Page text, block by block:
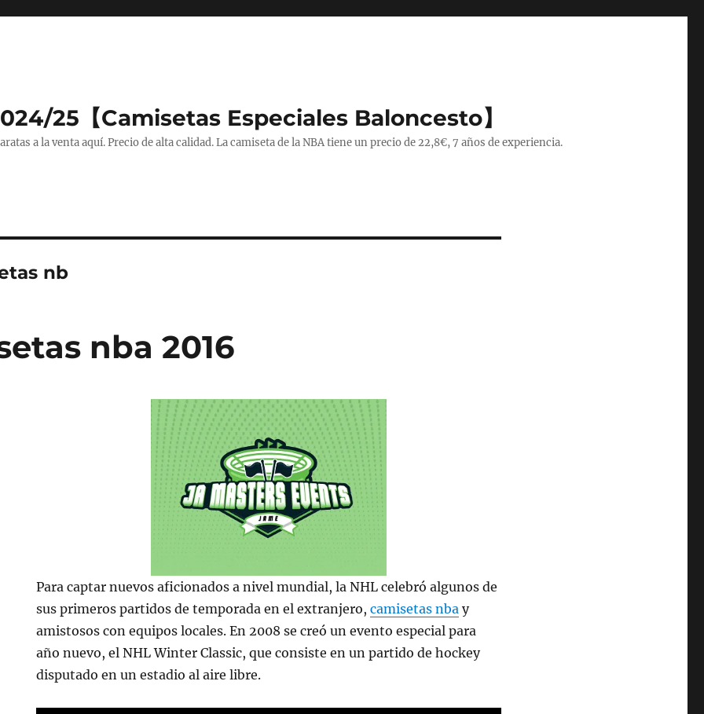
25【Camisetas Especiales Baloncesto】
a la venta aquí. Precio de alta calidad. La camiseta de la NBA tiene un precio de 22,8€, 7 años de experiencia.
nb
nba 2016
Para captar nuevos aficionados a nivel mundial, la NHL celebró algunos de
sus primeros partidos de temporada en el extranjero,camisetas nba y
amistosos con equipos locales. En 2008 se creó un evento especial para
año nuevo, el NHL Winter Classic, que consiste en un partido de hockey
disputado en un estadio al aire libre.